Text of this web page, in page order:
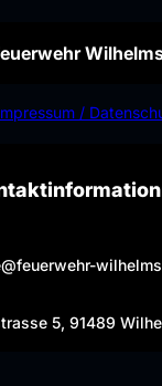
/
5, 91489